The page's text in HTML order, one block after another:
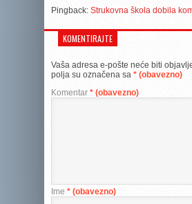
Pingback: Strukovna škola dobila
KOMENTIRAJTE
Vaša adresa e-pošte neće biti
polja su označena sa * (obavezno)
Komentar * (obavezno)
Ime * (obavezno)